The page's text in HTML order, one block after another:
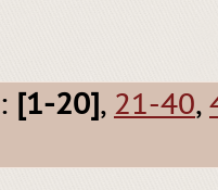
: [1-20], 21-40,